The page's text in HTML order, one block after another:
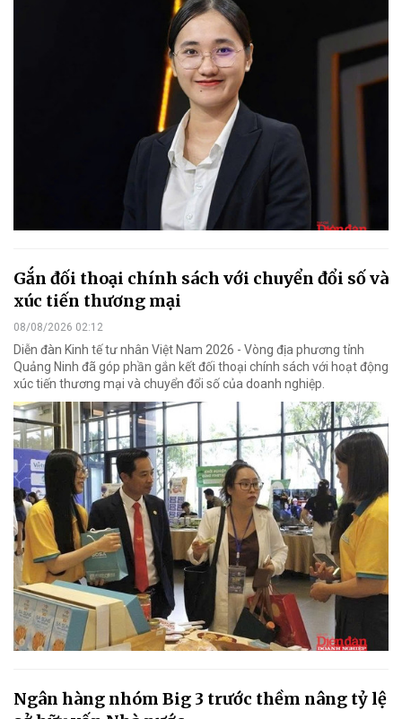
Gắn đối thoại chính sách với chuyển đổi số và
xúc tiến thương mại
08/08/2026 02:12
Diễn đàn Kinh tế tư nhân Việt Nam 2026 - Vòng địa phương tỉnh
Quảng Ninh đã góp phần gắn kết đối thoại chính sách với hoạt động
xúc tiến thương mại và chuyển đổi số của doanh nghiệp.
Ngân hàng nhóm Big 3 trước thềm nâng tỷ lệ